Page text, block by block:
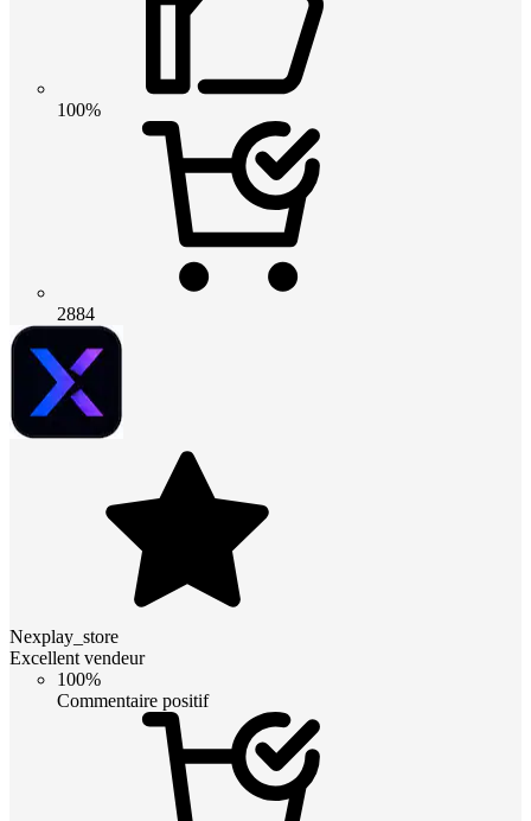
100%
2884
Nexplay_store
Excellent vendeur
100%
Commentaire positif